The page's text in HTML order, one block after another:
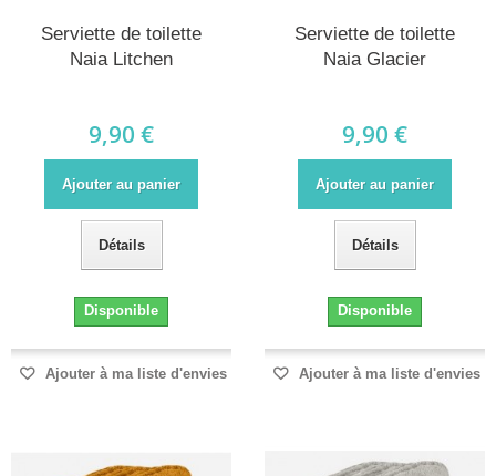
Serviette de toilette
Naia Litchen
9,90 €
Ajouter au panier
Détails
Disponible
Ajouter à ma liste d'envies
Serviette de toilette
Naia Glacier
9,90 €
Ajouter au panier
Détails
Disponible
Ajouter à ma liste d'envies